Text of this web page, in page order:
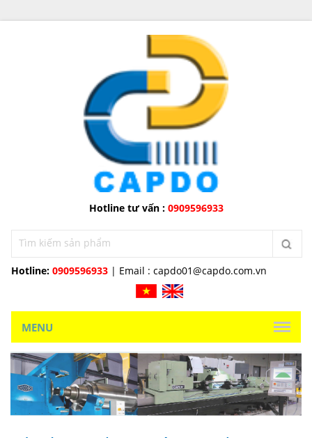
Hotline tư vấn : 0909596933
Hotline: 0909596933 | Email : capdo01@capdo.com.vn
MENU